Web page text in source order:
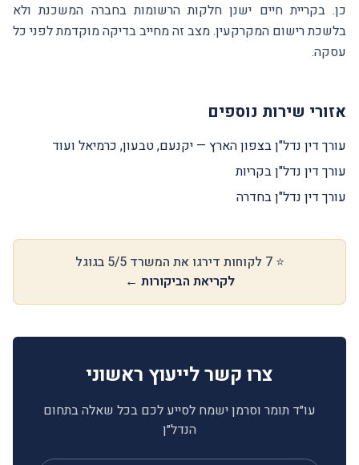
כן. בקריית חיים ישנן חלקות הרשומות בחברה המשכנת ולא
בלשכת רישום המקרקעין. מצב זה מחייב בדיקה מוקדמת לפני כל
עסקה.
אזורי שירות נוספים
עורך דין נדל"ן בצפון הארץ — יקנעם, טבעון, כרמיאל ועוד
עורך דין נדל"ן בקריות
עורך דין נדל"ן בחדרה
⭐ 7 לקוחות דירגו את המשרד 5/5 בגוגל
לקריאת הביקורות ←
צרו קשר לייעוץ ראשוני
עו״ד תומר וסרמן ישמח לסייע לכם בכל שאלה בתחום
הנדל״ן